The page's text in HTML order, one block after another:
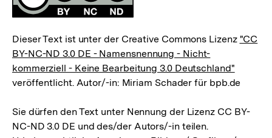
Dieser Text ist unter der Creative Commons Lizenz "CC
BY-NC-ND 3.0 DE - Namensnennung - Nicht-
kommerziell - Keine Bearbeitung 3.0 Deutschland"
veröffentlicht. Autor/-in: Miriam Schader für bpb.de
Sie dürfen den Text unter Nennung der Lizenz CC BY-
NC-ND 3.0 DE und des/der Autors/-in teilen.